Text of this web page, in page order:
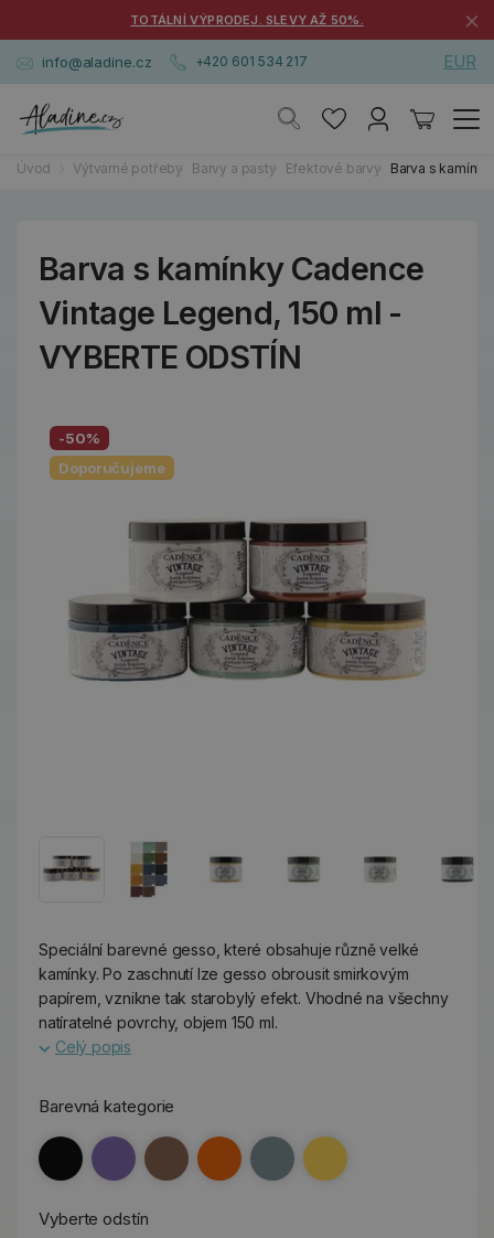
TOTÁLNÍ VÝPRODEJ. SLEVY AŽ 50%. ×
info@aladine.cz +420 601 534 217 EUR
Úvod Výtvarné potřeby Barvy a pasty Efektové barvy Barva s
Barva s kamínky Cadence
Vintage Legend, 150 ml -
VYBERTE ODSTÍN
-50%
Doporučujeme
Speciální barevné gesso, které obsahuje různě velké
kamínky. Po zaschnutí lze gesso obrousit smirkovým
papírem, vznikne tak starobylý efekt. Vhodné na všechny
natíratelné povrchy, objem 150 ml.
Celý popis
Barevná kategorie
Vyberte odstín